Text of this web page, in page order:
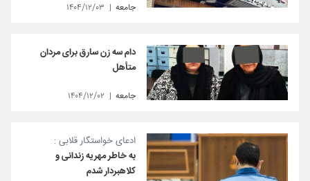
جامعه ۱۴۰۴/۱۲/۰۳
دام سه زن سارق برای مردان
متأهل
جامعه ۱۴۰۴/۱۲/۰۲
ادعای خواستگار قلابی :
به خاطر مهریه زندانی و
کلاهبردار شدم